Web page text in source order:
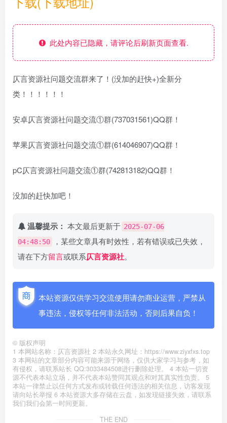
此处内容已隐藏，请评论后刷新页面查看.
仄言资源社问题交流群来了！(没加的赶快+)全新分
类！！！！！！
安卓仄言资源社问题交流①群(737031561)QQ群！
苹果仄言资源社问题交流①群(614046907)QQ群！
pC仄言资源社问题交流①群(742813182)QQ群！
没加的赶快加吧！
温馨提示： 本文最后更新于 2025-07-06
04:48:50
，某些文章具有时效性，若有错误或已失效，
请在下方留言或联系仄言资源社。
本站资源仅供学习交流使用请勿商业运营，严禁从
事违法，侵权等任何非法活动，否则后果自负！
© 版权声明
1 本网站名称：仄言资源社 2 本站永久网址：https://www.ziyxfxs.top
3 本网站的文章部分内容可能来源于网络，仅供大家学习与参考，如
有侵权，请联系站长 QQ:3033484508进行删除处理。 4 本站一切资
源不代表本站立场，并不代表本站赞同其观点和对其真实性负责。 5
本站一律禁止以任何方式发布或转载任何违法的相关信息，访客发现
请向站长举报 6 本站资源大多存储在云盘，如发现链接失效，请联系
我们我们会第一时间更新。
THE END